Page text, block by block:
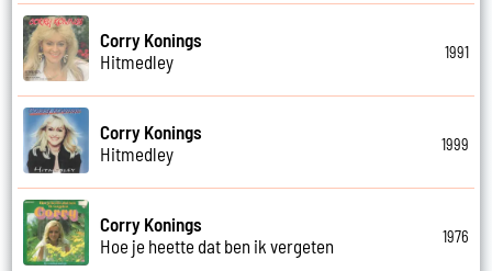
Corry Konings
Hitmedley
1991
Corry Konings
Hitmedley
1999
Corry Konings
Hoe je heette dat ben ik vergeten
1976